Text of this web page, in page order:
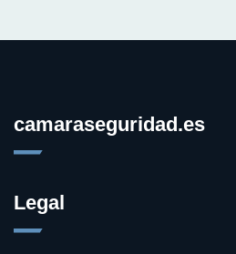
camaraseguridad.es
Legal